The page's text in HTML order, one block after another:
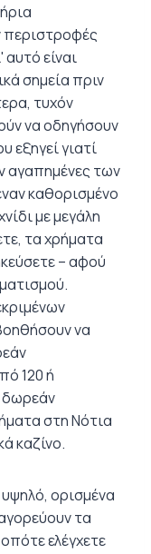
περιστροφές
είναι
σημεία πριν
τυχόν
να οδηγήσουν
εξηγεί γιατί
αγαπημένες των
καθορισμένο
με μεγάλη
τα χρήματα
– αφού
να
120 ή
δωρεάν
στη Νότια
καζίνο.
ορισμένα
τα
ελέγχετε